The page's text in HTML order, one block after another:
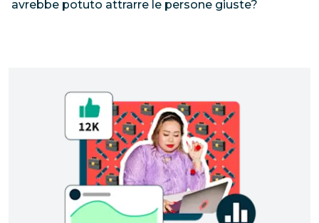
avrebbe potuto attrarre le persone giuste?